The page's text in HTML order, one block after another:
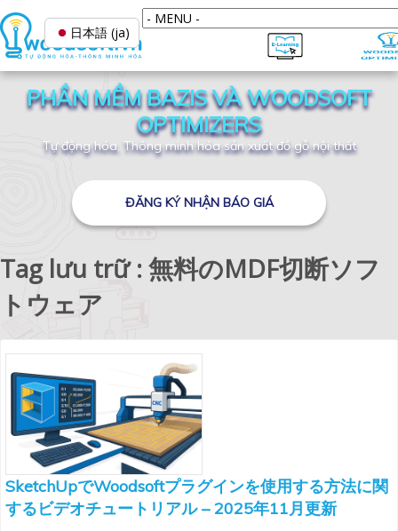
PHẦN MỀM BAZIS VÀ WOODSOFT
OPTIMIZERS
Tự động hóa, Thông minh hóa sản xuất đồ gỗ nội thất
ĐĂNG KÝ NHẬN BÁO GIÁ
Tag lưu trữ : 無料のMDF切断ソフ
トウェア
SketchUpでWoodsoftプラグインを使用する方法に関
するビデオチュートリアル – 2025年11月更新
日本語 (ja)